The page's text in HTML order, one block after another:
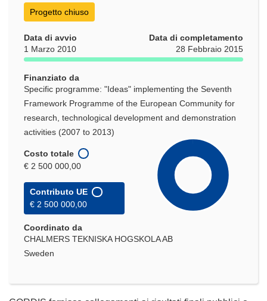
Progetto chiuso
Data di avvio
1 Marzo 2010
Data di completamento
28 Febbraio 2015
Finanziato da
Specific programme: "Ideas" implementing the Seventh
Framework Programme of the European Community for
research, technological development and demonstration
activities (2007 to 2013)
Costo totale
€ 2 500 000,00
Contributo UE
€ 2 500 000,00
Coordinato da
CHALMERS TEKNISKA HOGSKOLA AB
Sweden